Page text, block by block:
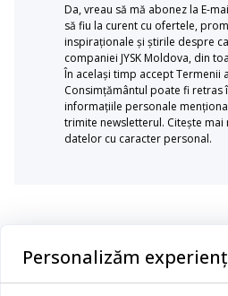
Da, vreau să mă abonez la E-
să fiu la curent cu ofertele,
inspiraționale și știrile despre
companiei JYSK Moldova, din
În același timp accept Termenii
Consimțământul poate fi retras
informațiile personale
trimite newsletterul. Citește
datelor cu caracter personal.
Personalizăm